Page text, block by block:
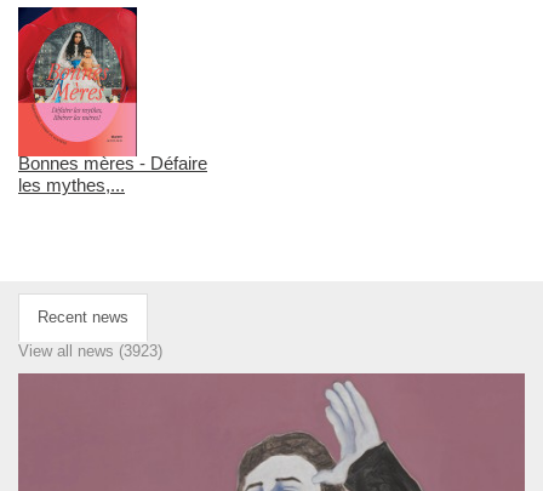
Bonnes mères - Défaire
les mythes,...
Recent news
View all news (3923)